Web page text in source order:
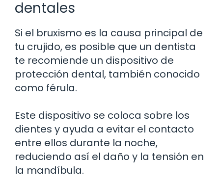
dentales
Si el bruxismo es la causa principal de
tu crujido, es posible que un dentista
te recomiende un dispositivo de
protección dental, también conocido
como férula.
Este dispositivo se coloca sobre los
dientes y ayuda a evitar el contacto
entre ellos durante la noche,
reduciendo así el daño y la tensión en
la mandíbula.